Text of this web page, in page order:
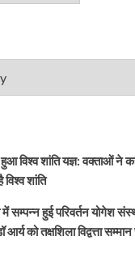
विश्व शांति यज्ञ: वक्ताओं ने
शांति
में सम्पन्न हुई परिवर्तन योगेश
को तक्षशिला विद्वत्ता